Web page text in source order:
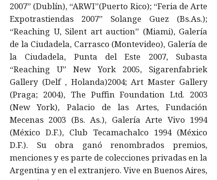
2007” (Dublín), “ARWI”(Puerto Rico); “Feria de Arte
Expotrastiendas 2007” Solange Guez (Bs.As.);
“Reaching U, Silent art auction” (Miami), Galería
de la Ciudadela, Carrasco (Montevideo), Galería de
la Ciudadela, Punta del Este 2007, Subasta
“Reaching U” New York 2005, Sigarenfabriek
Gallery (Delf , Holanda)2004; Art Master Gallery
(Praga; 2004), The Puffin Foundation Ltd. 2003
(New York), Palacio de las Artes, Fundación
Mecenas 2003 (Bs. As.), Galería Arte Vivo 1994
(México D.F.), Club Tecamachalco 1994 (México
D.F.). Su obra ganó renombrados premios,
menciones y es parte de colecciones privadas en la
Argentina y en el extranjero. Vive en Buenos Aires,